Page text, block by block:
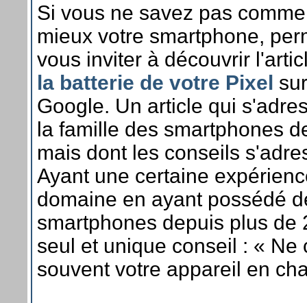
Si vous ne savez pas
mieux votre smartphone,
vous inviter à découvrir
la batterie de votre Pixel
Google. Un article qui
la famille des smartphones
mais dont les conseils
Ayant une certaine
domaine en ayant possédé
smartphones depuis plus de
seul et unique conseil : « Ne
souvent votre appareil en